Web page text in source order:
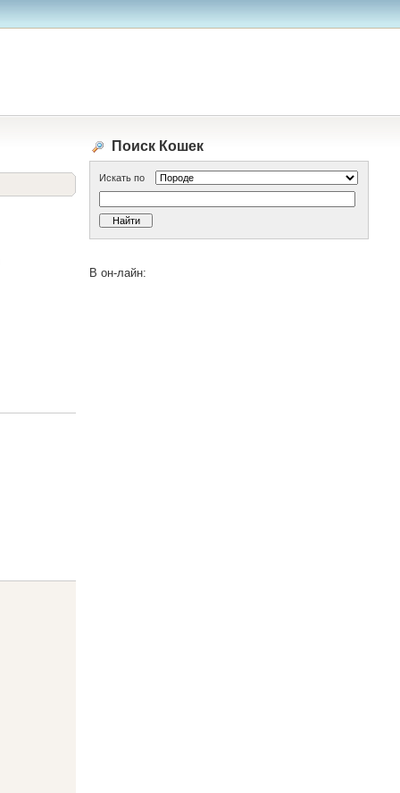
Поиск Кошек
Искать по
В он-лайн: